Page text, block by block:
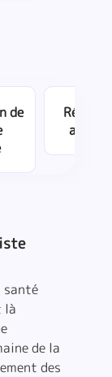
de
santé
là
de la
des